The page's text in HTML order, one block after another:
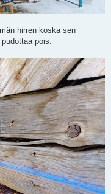
hirren koska sen
pois.